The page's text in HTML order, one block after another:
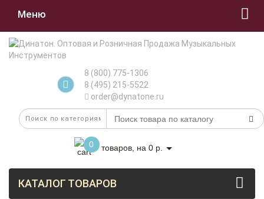
Меню
8 (800) 775-1306
8 (495) 215-5522
order@dynatone.ru
0 товаров, на 0 р.
КАТАЛОГ ТОВАРОВ